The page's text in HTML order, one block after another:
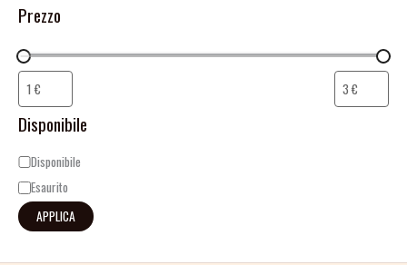
Prezzo
Disponibile
Disponibile
Esaurito
APPLICA